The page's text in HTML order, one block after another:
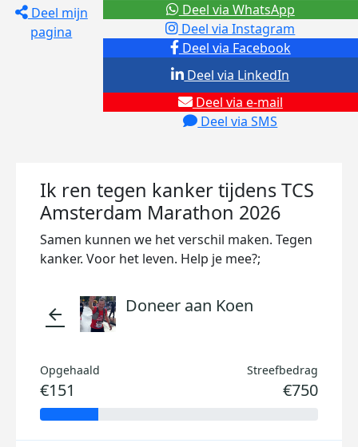
Deel mijn
pagina
Deel via Facebook
Deel via Instagram
Deel via e-mail
Deel via SMS
Deel via LinkedIn
Deel via WhatsApp
Ik ren tegen kanker tijdens TCS
Amsterdam Marathon 2026
Samen kunnen we het verschil maken. Tegen
kanker. Voor het leven. Help je mee?;
arrow_back Doneer aan Koen
Opgehaald
€151
Streefbedrag
€750